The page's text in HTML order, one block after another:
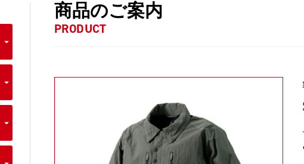
商品のご案内
PRODUCT